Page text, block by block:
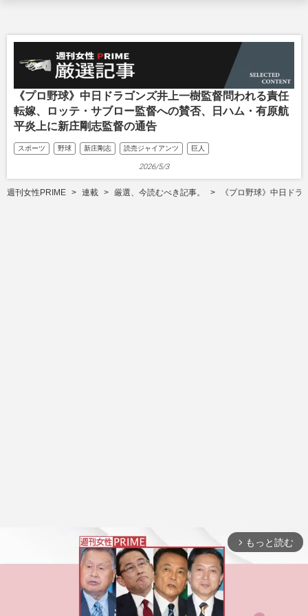
《プロ野球》中日ドラゴンズ井上一樹監督問われる責任
転嫁、ロッテ・サブロー監督への賛否、日ハム・有原航
平炎上に新庄剛志監督の通告
スポーツ 野球 新庄剛志 読売ジャイアンツ 巨人
2026/5/3
週刊女性PRIME 連載 厳選、今読むべき記事。 《プロ野球》中日ド
arrow_forward_ios もっと読む